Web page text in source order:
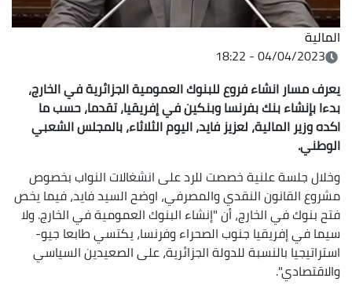
المالية
04/04/2023 - 18:22
يعرف مسار انشاء فروع للبنوك العمومية الجزائرية في الخارج،
بدءا بإنشاء بنك بفرنسا وبنكين في إفريقيا، تقدما، حسب ما
اكده وزير المالية، لعزيز فايد، اليوم الثلاثاء، بالمجلس الشعبي
الوطني.
وخلال جلسة علنية خصصت للرد على انشغالات النواب بخصوص
مشروع القانون النقدي والمصرفي، اوضح السيد فايد، فيما يخص
فتح بنوك في الخارج، أن "إنشاء البنوك العمومية في الخارج. ولا
سيما في إفريقيا جنوب الصحراء وفرنسا، يكتسي طابعا جيو-
استراتيجيا بالنسبة للدولة الجزائرية، على الصعيدين السياسي
والاقتصادي".